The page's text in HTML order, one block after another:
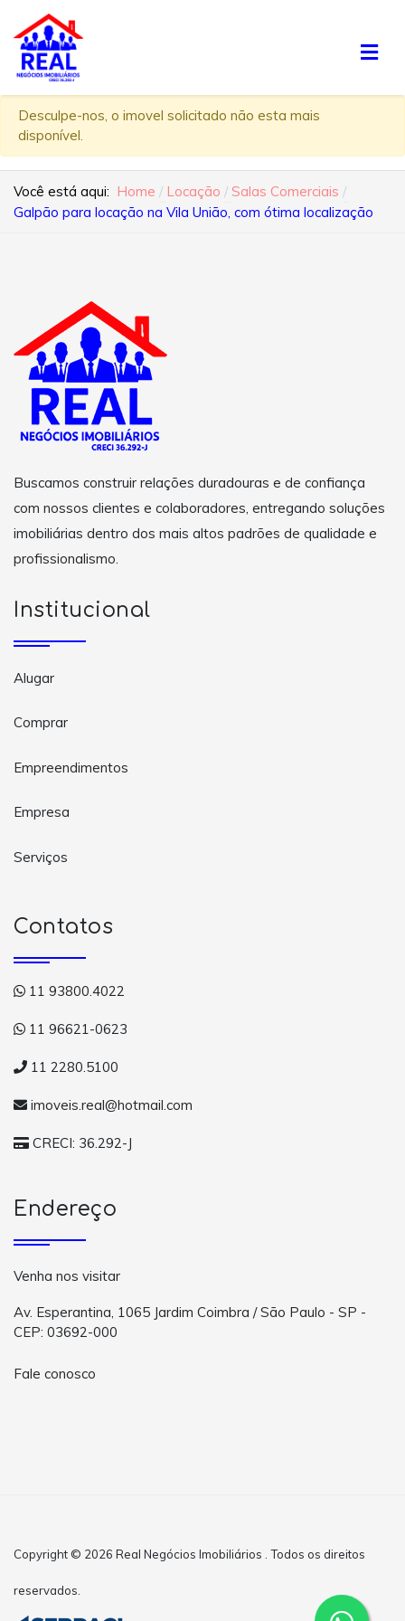
Desculpe-nos, o imovel solicitado não esta mais
disponível.
Você está aqui: Home Locação
Salas Comerciais
Galpão para locação na Vila União, com ótima localização
Buscamos construir relações duradouras e de confiança
com nossos clientes e colaboradores, entregando soluções
imobiliárias dentro dos mais altos padrões de qualidade e
profissionalismo.
Institucional
Alugar
Comprar
Empreendimentos
Empresa
Serviços
Contatos
11 93800.4022
11 96621-0623
11 2280.5100
imoveis.real@hotmail.com
CRECI: 36.292-J
Endereço
Venha nos visitar
Av. Esperantina, 1065 Jardim Coimbra / São Paulo - SP -
CEP: 03692-000
Fale conosco
Copyright © 2026 Real Negócios Imobiliários . Todos os direitos
reservados.